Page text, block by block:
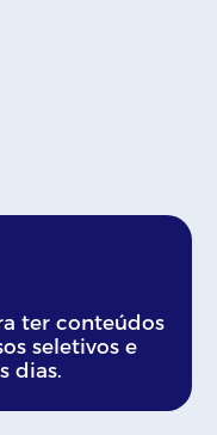
ter conteúdos
seletivos e
dias.